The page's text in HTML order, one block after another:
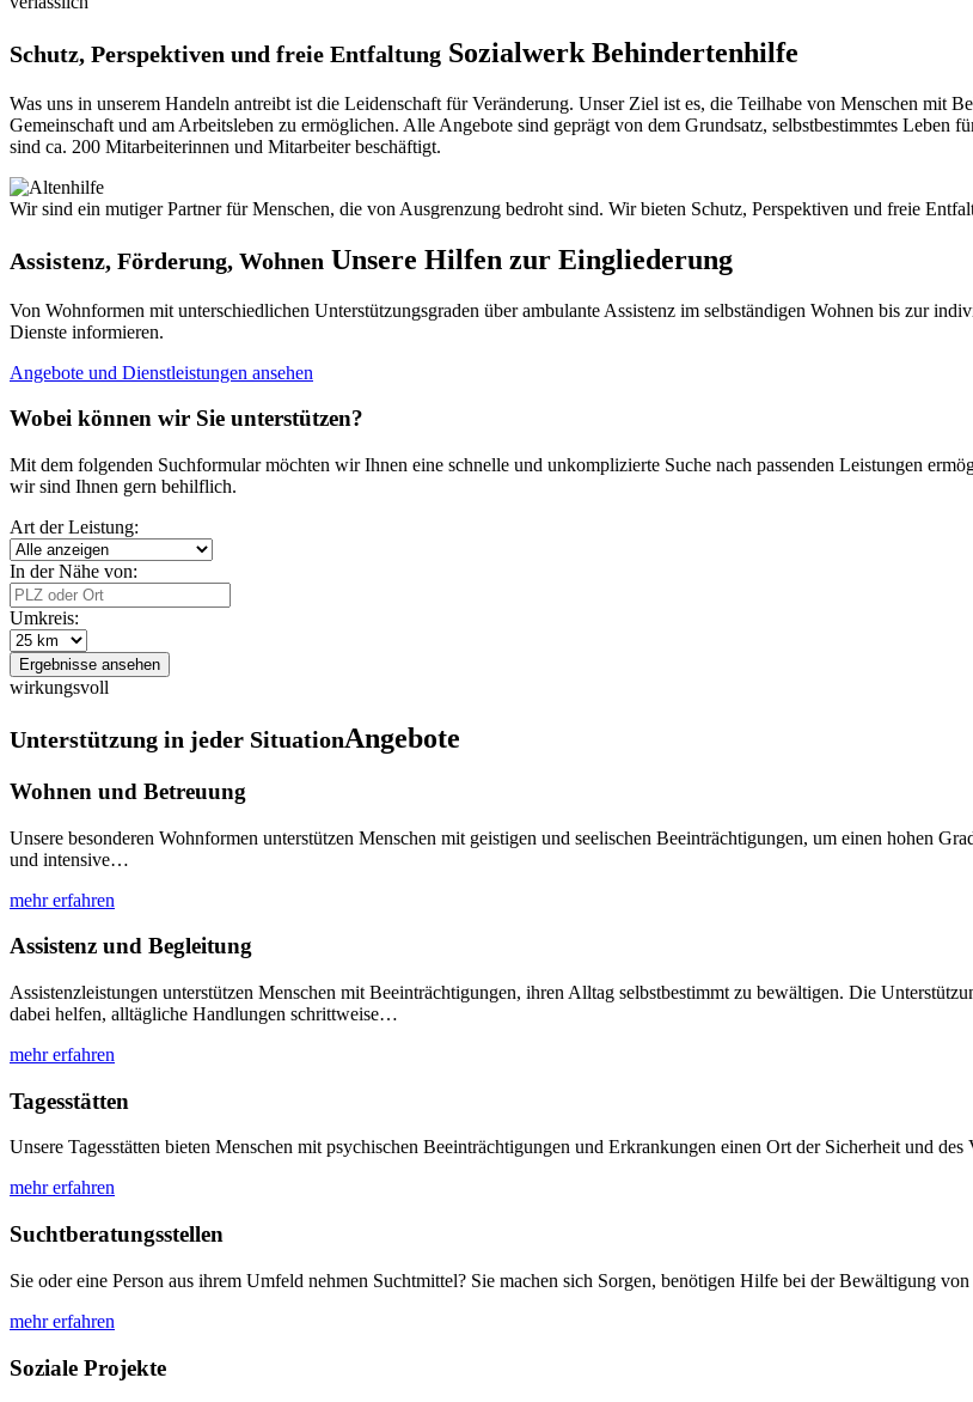
Schutz, Perspektiven und freie Entfaltung Sozialwerk Behindertenhilfe
Was uns in unserem Handeln antreibt ist die Leidenschaft für Veränderung. Unser Ziel ist es, die Teilhabe von Menschen mit
Gemeinschaft und am Arbeitsleben zu ermöglichen. Alle Angebote sind geprägt von dem Grundsatz, selbstbestimmtes Leben
sind ca. 200 Mitarbeiterinnen und Mitarbeiter beschäftigt.
Wir sind ein mutiger Partner für Menschen, die von Ausgrenzung bedroht sind. Wir bieten Schutz, Perspektiven und freie
Assistenz, Förderung, Wohnen Unsere Hilfen zur Eingliederung
Von Wohnformen mit unterschiedlichen Unterstützungsgraden über ambulante Assistenz im selbständigen Wohnen bis zur
Dienste informieren.
Angebote und Dienstleistungen ansehen
Wobei können wir Sie unterstützen?
Mit dem folgenden Suchformular möchten wir Ihnen eine schnelle und unkomplizierte Suche nach passenden Leistungen
wir sind Ihnen gern behilflich.
Art der Leistung:
In der Nähe von:
Umkreis:
Ergebnisse ansehen
wirkungsvoll
Unterstützung in jeder SituationAngebote
Wohnen und Betreuung
Unsere besonderen Wohnformen unterstützen Menschen mit geistigen und seelischen Beeinträchtigungen, um einen hohen
und intensive…
mehr erfahren
Assistenz und Begleitung
Assistenzleistungen unterstützen Menschen mit Beeinträchtigungen, ihren Alltag selbstbestimmt zu bewältigen. Die
dabei helfen, alltägliche Handlungen schrittweise…
mehr erfahren
Tagesstätten
Unsere Tagesstätten bieten Menschen mit psychischen Beeinträchtigungen und Erkrankungen einen Ort der Sicherheit und
mehr erfahren
Suchtberatungsstellen
Sie oder eine Person aus ihrem Umfeld nehmen Suchtmittel? Sie machen sich Sorgen, benötigen Hilfe bei der Bewältigung
mehr erfahren
Soziale Projekte